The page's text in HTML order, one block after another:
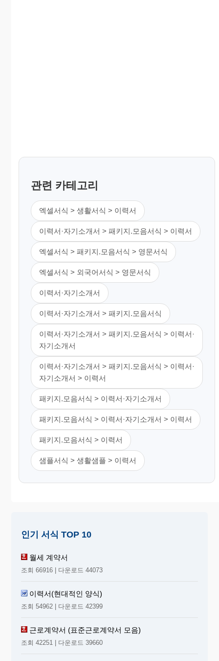
관련 카테고리
엑셀서식 > 생활서식 > 이력서
이력서·자기소개서 > 패키지.모음서식 > 이력서
엑셀서식 > 패키지.모음서식 > 영문서식
엑셀서식 > 외국어서식 > 영문서식
이력서·자기소개서
이력서·자기소개서 > 패키지.모음서식
이력서·자기소개서 > 패키지.모음서식 > 이력서·
자기소개서
이력서·자기소개서 > 패키지.모음서식 > 이력서·
자기소개서 > 이력서
패키지.모음서식 > 이력서·자기소개서
패키지.모음서식 > 이력서·자기소개서 > 이력서
패키지.모음서식 > 이력서
샘플서식 > 생활샘플 > 이력서
인기 서식 TOP 10
월세 계약서
조회 66916 | 다운로드 44073
이력서(현대적인 양식)
조회 54962 | 다운로드 42399
근로계약서 (표준근로계약서 모음)
조회 42251 | 다운로드 39660